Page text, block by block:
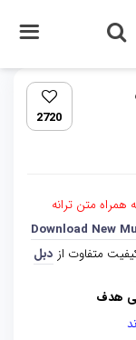
2720
همراه متن ترانه
Download New
متفاوت از دبل
بی هدف